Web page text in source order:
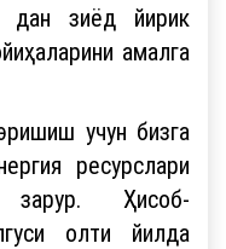
дан зиёд йирик
амалга
учун бизга
ресурслари
Ҳисоб-
олти йилда